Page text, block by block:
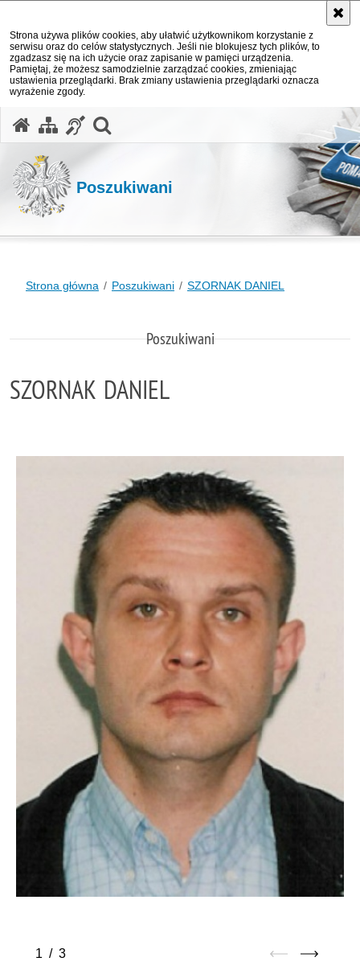
Strona używa plików cookies, aby ułatwić użytkownikom korzystanie z
serwisu oraz do celów statystycznych. Jeśli nie blokujesz tych plików, to
zgadzasz się na ich użycie oraz zapisanie w pamięci urządzenia.
Pamiętaj, że możesz samodzielnie zarządzać cookies, zmieniając
ustawienia przeglądarki. Brak zmiany ustawienia przeglądarki oznacza
wyrażenie zgody.
Poszukiwani
Strona główna Poszukiwani SZORNAK DANIEL
Poszukiwani
SZORNAK DANIEL
1 / 3